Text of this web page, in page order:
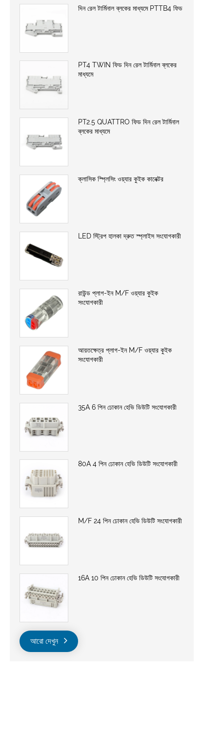
দিন রেল টার্মিনাল ব্লকের মাধ্যমে PTTB4 ফিড
PT4 TWIN ফিড দিন রেল টার্মিনাল ব্লকের
মাধ্যমে
PT2.5 QUATTRO ফিড দিন রেল টার্মিনাল
ব্লকের মাধ্যমে
ক্লাসিক স্প্লিসিং ওয়্যার কুইক কানেক্টর
LED স্ট্রিপ হালকা দ্রুত স্প্লাইস সংযোগকারী
রাউন্ড প্লাগ-ইন M/F ওয়্যার কুইক
সংযোগকারী
আয়তক্ষেত্র প্লাগ-ইন M/F ওয়্যার কুইক
সংযোগকারী
35A 6 পিন ঢোকান হেভি ডিউটি ​​সংযোগকারী
80A 4 পিন ঢোকান হেভি ডিউটি ​​সংযোগকারী
M/F 24 পিন ঢোকান হেভি ডিউটি ​​সংযোগকারী
16A 10 পিন ঢোকান হেভি ডিউটি ​​সংযোগকারী
আরো দেখুন